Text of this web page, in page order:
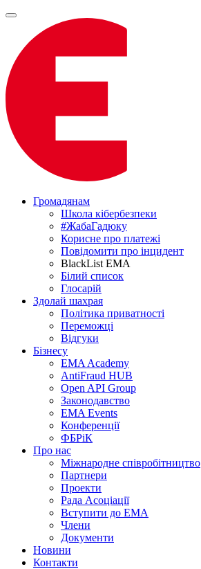
Громадянам
Школа кібербезпеки
#ЖабаГадюку
Корисне про платежі
Повідомити про інцидент
BlackList EMA
Білий список
Глосарій
Здолай шахрая
Політика приватності
Переможцi
Відгуки
Бізнесу
EMA Academy
AntiFraud HUB
Open API Group
Законодавство
EMA Events
Конференції
ФБРіК
Про нас
Міжнародне співробітництво
Партнери
Проекти
Рада Асоціації
Вступити до ЕМА
Члени
Документи
Новини
Контакти